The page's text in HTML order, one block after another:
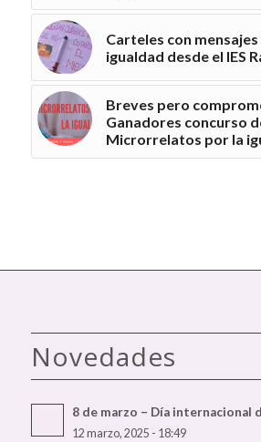
Carteles con
igualdad desde el IES
Breves pero
Ganadores concurso
Microrrelatos por la
Novedades
8 de marzo – Día internacional
12 marzo, 2025 - 18:49